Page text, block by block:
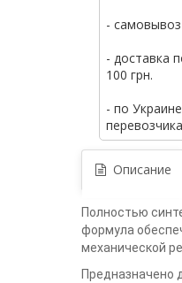
-
- доставка
100 грн.
- по
Описание
Полностью
формула
механической
Предназначено